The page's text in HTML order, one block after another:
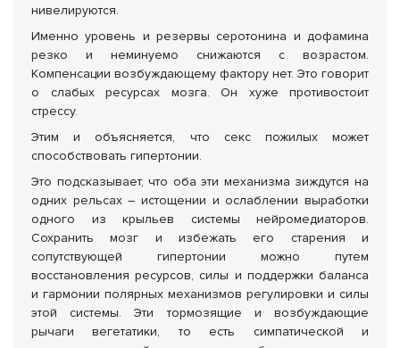
нивелируются.
Именно уровень и резервы серотонина и дофамина
резко и неминуемо снижаются с возрастом.
Компенсации возбуждающему фактору нет. Это говорит
о слабых ресурсах мозга. Он хуже противостоит
стрессу.
Этим и объясняется, что секс пожилых может
способствовать гипертонии.
Это подсказывает, что оба эти механизма зиждутся на
одних рельсах – истощении и ослаблении выработки
одного из крыльев системы нейромедиаторов.
Сохранить мозг и избежать его старения и
сопутствующей гипертонии можно путем
восстановления ресурсов, силы и поддержки баланса
и гармонии полярных механизмов регулировки и силы
этой системы. Эти тормозящие и возбуждающие
рычаги вегетатики, то есть симпатической и